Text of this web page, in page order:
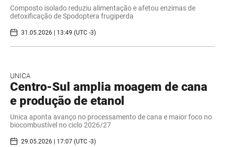
Composto isolado reduziu alimentação e afetou enzimas de
detoxificação de Spodoptera frugiperda
31.05.2026 | 13:49 (UTC -3)
UNICA
Centro-Sul amplia moagem de cana
e produção de etanol
Unica aponta avanço no processamento de cana e maior foco no
biocombustível no ciclo 2026/27
29.05.2026 | 17:07 (UTC -3)